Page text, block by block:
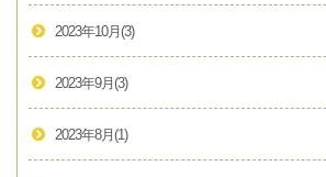
2023年10月 (3)
2023年9月 (3)
2023年8月 (1)